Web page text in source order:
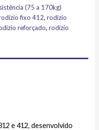
(75 a 170kg)​
fixo 412,rodízio
reforçado,rodízio
e 412, desenvolvido